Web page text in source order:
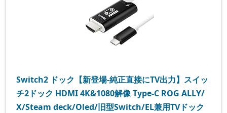
Switch2 ドック【新登場-純正直接にTV出力】スイッ
チ2ドック HDMI 4K&1080解像 Type-C ROG ALLY/
X/Steam deck/Oled/旧型Switch/EL兼用TVドック